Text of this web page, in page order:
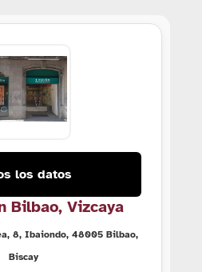
los datos
Bilbao, Vizcaya
8, Ibaiondo, 48005 Bilbao,
Biscay